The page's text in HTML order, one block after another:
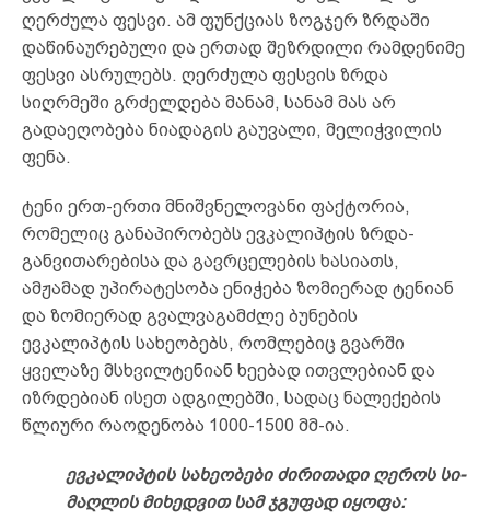
ღერძულა ფესვი. ამ ფუნქციას ზოგჯერ ზრდაში
დაწინაურებული და ერთად შეზრდილი რამდენიმე
ფესვი ასრულებს. ღერძულა ფესვის ზრდა
სიღრმეში გრძელდება მანამ, სანამ მას არ
გადაეღობება ნიადაგის გაუვალი, მელიჭვილის
ფენა.
ტენი ერთ-ერთი მნიშვნელოვანი ფაქტორია,
რომელიც განაპირობებს ევკალიპტის ზრდა-
განვითარებისა და გავრცელების ხასიათს,
ამჟამად უპირატესობა ენიჭება ზომიერად ტენიან
და ზომიერად გვალვაგამძლე ბუნების
ევკალიპტის სახეობებს, რომლებიც გვარში
ყველაზე მსხვილტენიან ხეებად ითვლებიან და
იზრდებიან ისეთ ადგილებში, სადაც ნალექების
წლიური რაოდენობა 1000-1500 მმ-ია.
ევ­კა­ლიპ­ტის სა­ხე­ობ­ე­ბი ძი­რი­თა­დი ღე­როს სი­
მაღ­ლის მი­ხედ­ვით სამ ჯგუ­ფად იყ­ო­ფა: